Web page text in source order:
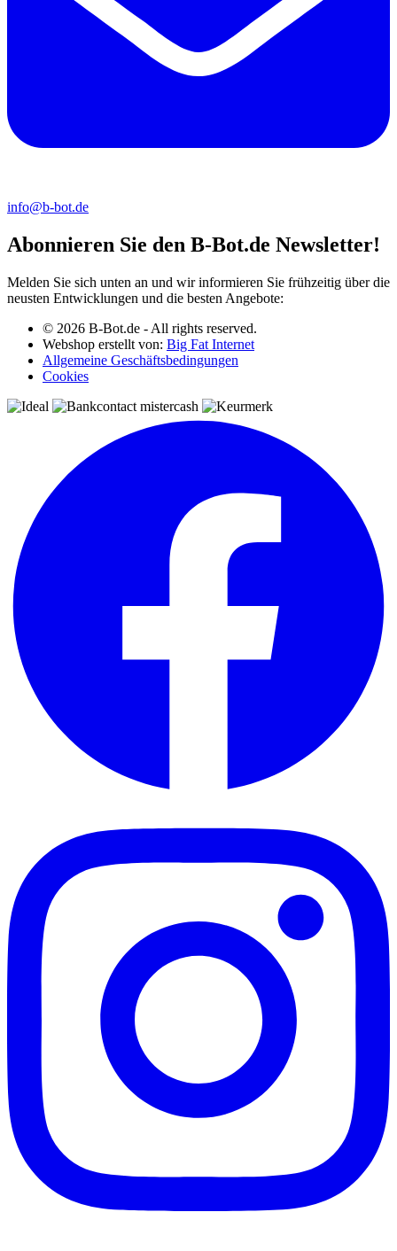
info@b-bot.de
Abonnieren Sie den B-Bot.de Newsletter!
Melden Sie sich unten an und wir informieren Sie frühzeitig über die
neusten Entwicklungen und die besten Angebote:
© 2026 B-Bot.de - All rights reserved.
Webshop erstellt von: Big Fat Internet
Allgemeine Geschäftsbedingungen
Cookies